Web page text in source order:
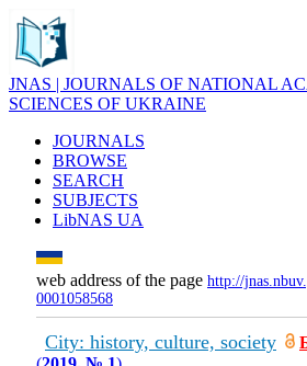
JNAS | JOURNALS OF NATIONAL
SCIENCES OF UKRAINE
JOURNALS
BROWSE
SEARCH
SUBJECTS
LibNAS UA
web address of the page http://
0001058568
City: history, culture, society